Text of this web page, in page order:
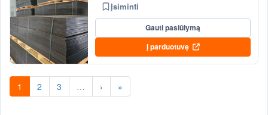
Įsiminti
Gauti pasiūlymą
Į parduotuvę
1 2 3 … › »